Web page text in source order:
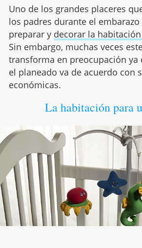
Uno de los grandes placeres
los padres durante el embarazo
preparar y decorar la
Sin embargo, muchas veces
transforma en preocupación ya
el planeado va de acuerdo con
económicas.
La habitación para